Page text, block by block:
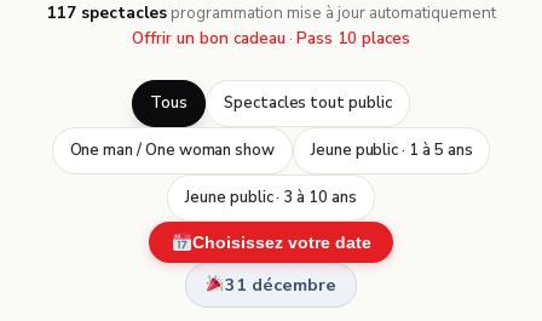
117 spectacles· programmation mise à jour automatiquement
Offrir un bon cadeau · Pass 10 places
Tous Spectacles tout public
One man / One woman show Jeune public · 1 à 5 ans
Jeune public · 3 à 10 ans
Choisissez votre date
31 décembre